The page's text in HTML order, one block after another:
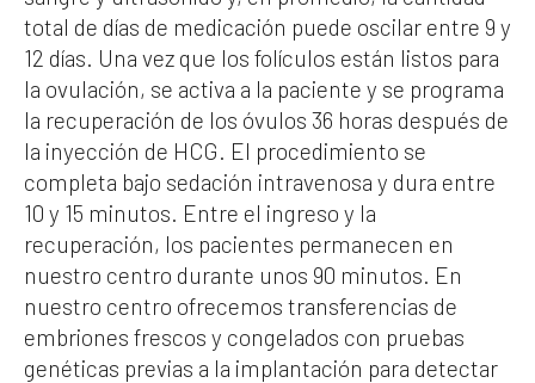
total de días de medicación puede oscilar entre 9 y
12 días. Una vez que los folículos están listos para
la ovulación, se activa a la paciente y se programa
la recuperación de los óvulos 36 horas después de
la inyección de HCG. El procedimiento se
completa bajo sedación intravenosa y dura entre
10 y 15 minutos. Entre el ingreso y la
recuperación, los pacientes permanecen en
nuestro centro durante unos 90 minutos. En
nuestro centro ofrecemos transferencias de
embriones frescos y congelados con pruebas
genéticas previas a la implantación para detectar